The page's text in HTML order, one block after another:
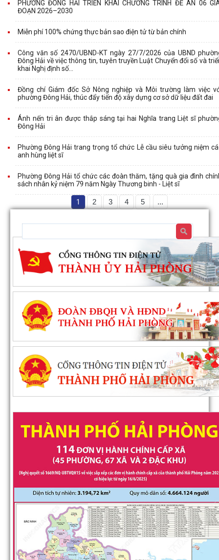
PHƯỜNG ĐÔNG HẢI TRIỂN KHAI CHƯƠNG TRÌNH ĐỀ ÁN 06
ĐOẠN 2026–2030
Miễn phí 100% chứng thực bản sao điện tử từ bản chính
Công văn số 2470/UBND-KT ngày 27/7/2026 của UBND
Đông Hải về việc thông tin, tuyên truyền Luật Chuyển đổi số và
khai Nghị định số...
Đồng chí Giám đốc Sở Nông nghiệp và Môi trường làm việc
phường Đông Hải, thúc đẩy tiến độ xây dựng cơ sở dữ liệu đất đai
Ánh nến tri ân được thắp sáng tại hai Nghĩa trang Liệt sĩ
Đông Hải
Phường Đông Hải trang trọng tổ chức Lễ cầu siêu tưởng niệm
anh hùng liệt sĩ
Phường Đông Hải tổ chức các đoàn thăm, tặng quà gia đình
sách nhân kỷ niệm 79 năm Ngày Thương binh - Liệt sĩ
1 2 3 4 5 ...